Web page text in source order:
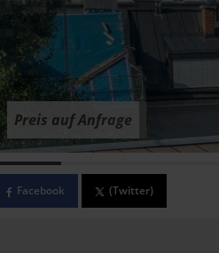
Preis auf Anfrage
Facebook (Twitter)